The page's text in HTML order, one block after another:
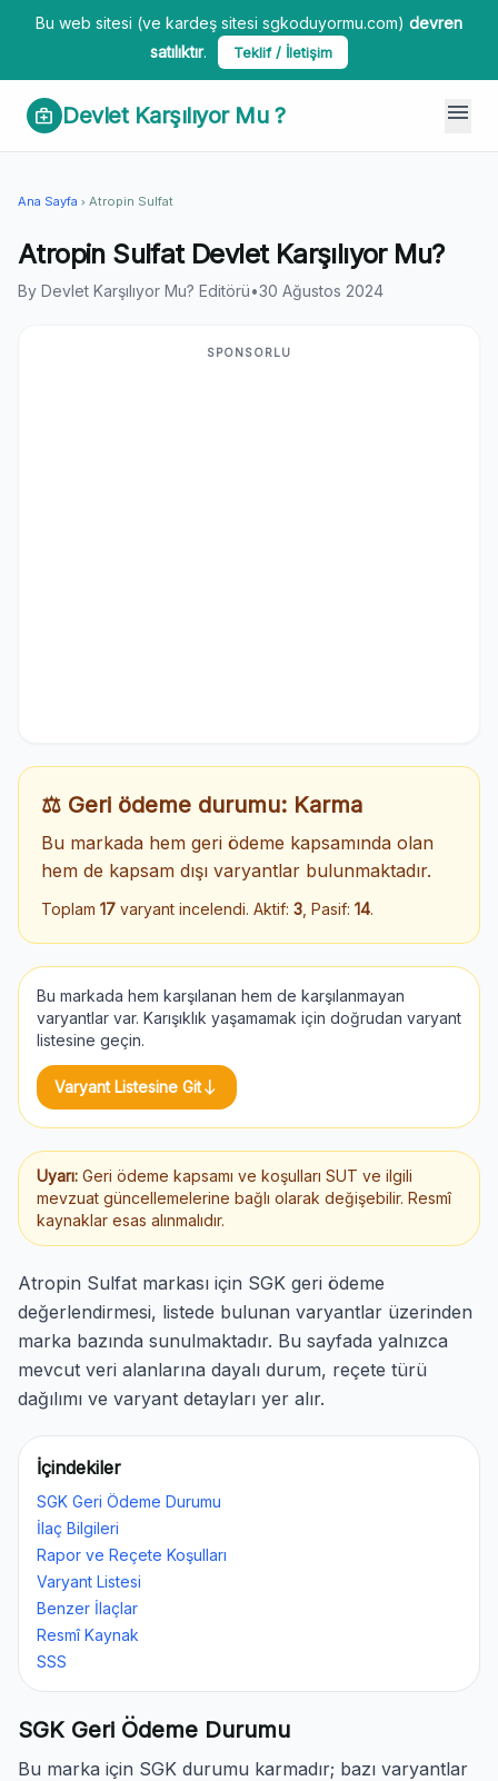
Bu web sitesi (ve kardeş sitesi sgkoduyormu.com) devren
satılıktır. Teklif / İletişim
medical_services Devlet Karşılıyor Mu ? menu
Ana Sayfa chevron_right Atropin Sulfat
Atropin Sulfat Devlet Karşılıyor Mu?
By Devlet Karşılıyor Mu? Editörü•30 Ağustos 2024
SPONSORLU
⚖️ Geri ödeme durumu: Karma
Bu markada hem geri ödeme kapsamında olan
hem de kapsam dışı varyantlar bulunmaktadır.
Toplam 17 varyant incelendi. Aktif: 3 , Pasif: 14.
Bu markada hem karşılanan hem de karşılanmayan
varyantlar var. Karışıklık yaşamamak için doğrudan varyant
listesine geçin.
Varyant Listesine Gitsouth
Uyarı: Geri ödeme kapsamı ve koşulları SUT ve ilgili
mevzuat güncellemelerine bağlı olarak değişebilir. Resmî
kaynaklar esas alınmalıdır.
Atropin Sulfat markası için SGK geri ödeme
değerlendirmesi, listede bulunan varyantlar üzerinden
marka bazında sunulmaktadır. Bu sayfada yalnızca
mevcut veri alanlarına dayalı durum, reçete türü
dağılımı ve varyant detayları yer alır.
İçindekiler
SGK Geri Ödeme Durumu
İlaç Bilgileri
Rapor ve Reçete Koşulları
Varyant Listesi
Benzer İlaçlar
Resmî Kaynak
SSS
SGK Geri Ödeme Durumu
Bu marka için SGK durumu karmadır; bazı varyantlar